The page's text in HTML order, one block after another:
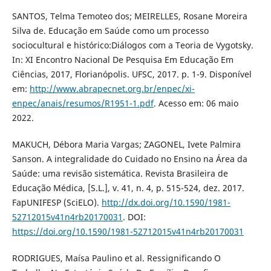
SANTOS, Telma Temoteo dos; MEIRELLES, Rosane Moreira
Silva de. Educação em Saúde como um processo
sociocultural e histórico:Diálogos com a Teoria de Vygotsky.
In: XI Encontro Nacional De Pesquisa Em Educação Em
Ciências, 2017, Florianópolis. UFSC, 2017. p. 1-9. Disponível
em: http://www.abrapecnet.org.br/enpec/xi-
enpec/anais/resumos/R1951-1.pdf. Acesso em: 06 maio
2022.
MAKUCH, Débora Maria Vargas; ZAGONEL, Ivete Palmira
Sanson. A integralidade do Cuidado no Ensino na Área da
Saúde: uma revisão sistemática. Revista Brasileira de
Educação Médica, [S.L.], v. 41, n. 4, p. 515-524, dez. 2017.
FapUNIFESP (SciELO). http://dx.doi.org/10.1590/1981-
52712015v41n4rb20170031 . DOI:
https://doi.org/10.1590/1981-52712015v41n4rb20170031
RODRIGUES, Maísa Paulino et al. Ressignificando O